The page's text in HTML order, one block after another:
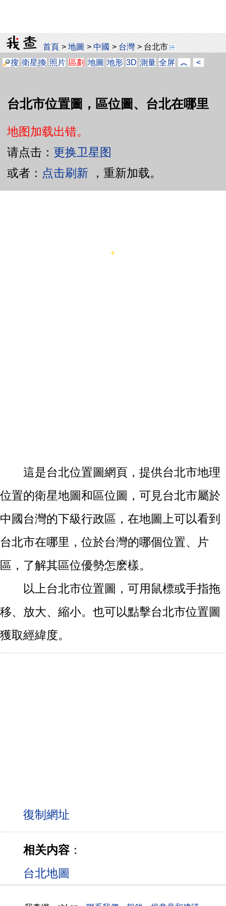
首頁 >地圖 >中國 > 台灣 > 台北市
搜 衛星換 照片 區劃 地圖 地形 3D 測量 全屏 ︽ <
台北市位置圖，區位圖、台北在哪里
地图加载出错。
请点击： 更换卫星图
或者： 点击刷新 ，重新加载。
這是台北位置圖網頁，提供台北市地理
位置的衛星地圖和區位圖，可見台北市屬於
中國台灣的下級行政區，在地圖上可以看到
台北市在哪里，位於台灣的哪個位置、片
區，了解其區位優勢怎麽樣。
以上台北市位置圖，可用鼠標或手指拖
移、放大、縮小。也可以點擊台北市位置圖
獲取經緯度。
相关内容：
台北地圖